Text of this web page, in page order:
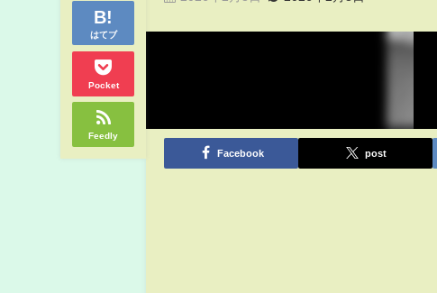
はてブ
Pocket
Feedly
Facebook post